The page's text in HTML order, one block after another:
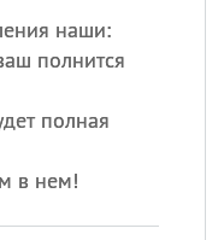
наши:
полнится
полная
в нем!